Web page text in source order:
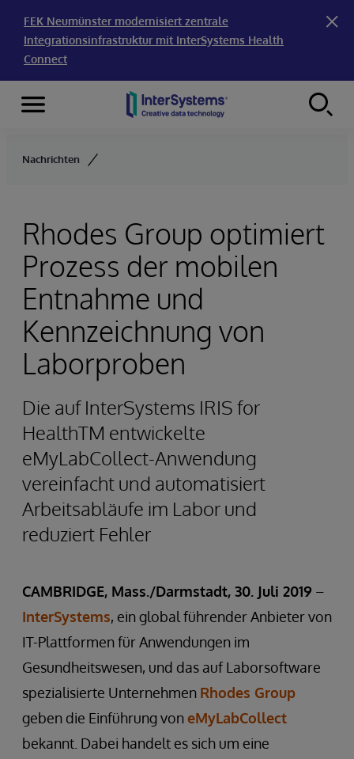
FEK Neumünster modernisiert zentrale
Integrationsinfrastruktur mit InterSystems Health
Connect
Skip to content
Menu
Nachrichten
Rhodes Group optimiert
Prozess der mobilen
Entnahme und
Kennzeichnung von
Laborproben
Die auf InterSystems IRIS for
HealthTM entwickelte
eMyLabCollect-Anwendung
vereinfacht und automatisiert
Arbeitsabläufe im Labor und
reduziert Fehler
CAMBRIDGE, Mass./Darmstadt, 30. Juli 2019 –
InterSystems, ein global führender Anbieter von
IT-Plattformen für Anwendungen im
Gesundheitswesen, und das auf Laborsoftware
spezialisierte Unternehmen Rhodes Group
geben die Einführung voneMyLabCollect
bekannt. Dabei handelt es sich um eine